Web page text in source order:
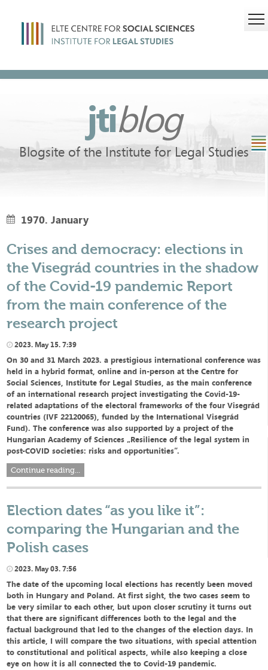
jtiblog
Blogsite of the Institute for Legal Studies
1970. January
Crises and democracy: elections in
the Visegrád countries in the shadow
of the Covid-19 pandemic Report
from the main conference of the
research project
2023. May 15. 7:39
On 30 and 31 March 2023. a prestigious international conference was
held in a hybrid format, online and in-person at the Centre for
Social Sciences, Institute for Legal Studies, as the main conference
of an international research project investigating the Covid-19-
related adaptations of the electoral frameworks of the four Visegrád
countries (IVF 22120065), funded by the International Visegrád
Fund). The conference was also supported by a project of the
Hungarian Academy of Sciences „Resilience of the legal system in
post-COVID societies: risks and opportunities”.
Continue reading...
Election dates “as you like it”:
comparing the Hungarian and the
Polish cases
2023. May 03. 7:56
The date of the upcoming local elections has recently been moved
both in Hungary and Poland. At first sight, the two cases seem to
be very similar to each other, but upon closer scrutiny it turns out
that there are significant differences both to the legal and the
factual background that led to the changes of the election days. In
this article, I will compare the two situations, with special attention
to constitutional and political aspects, while also keeping a close
eye on how it is all connected the to Covid-19 pandemic.